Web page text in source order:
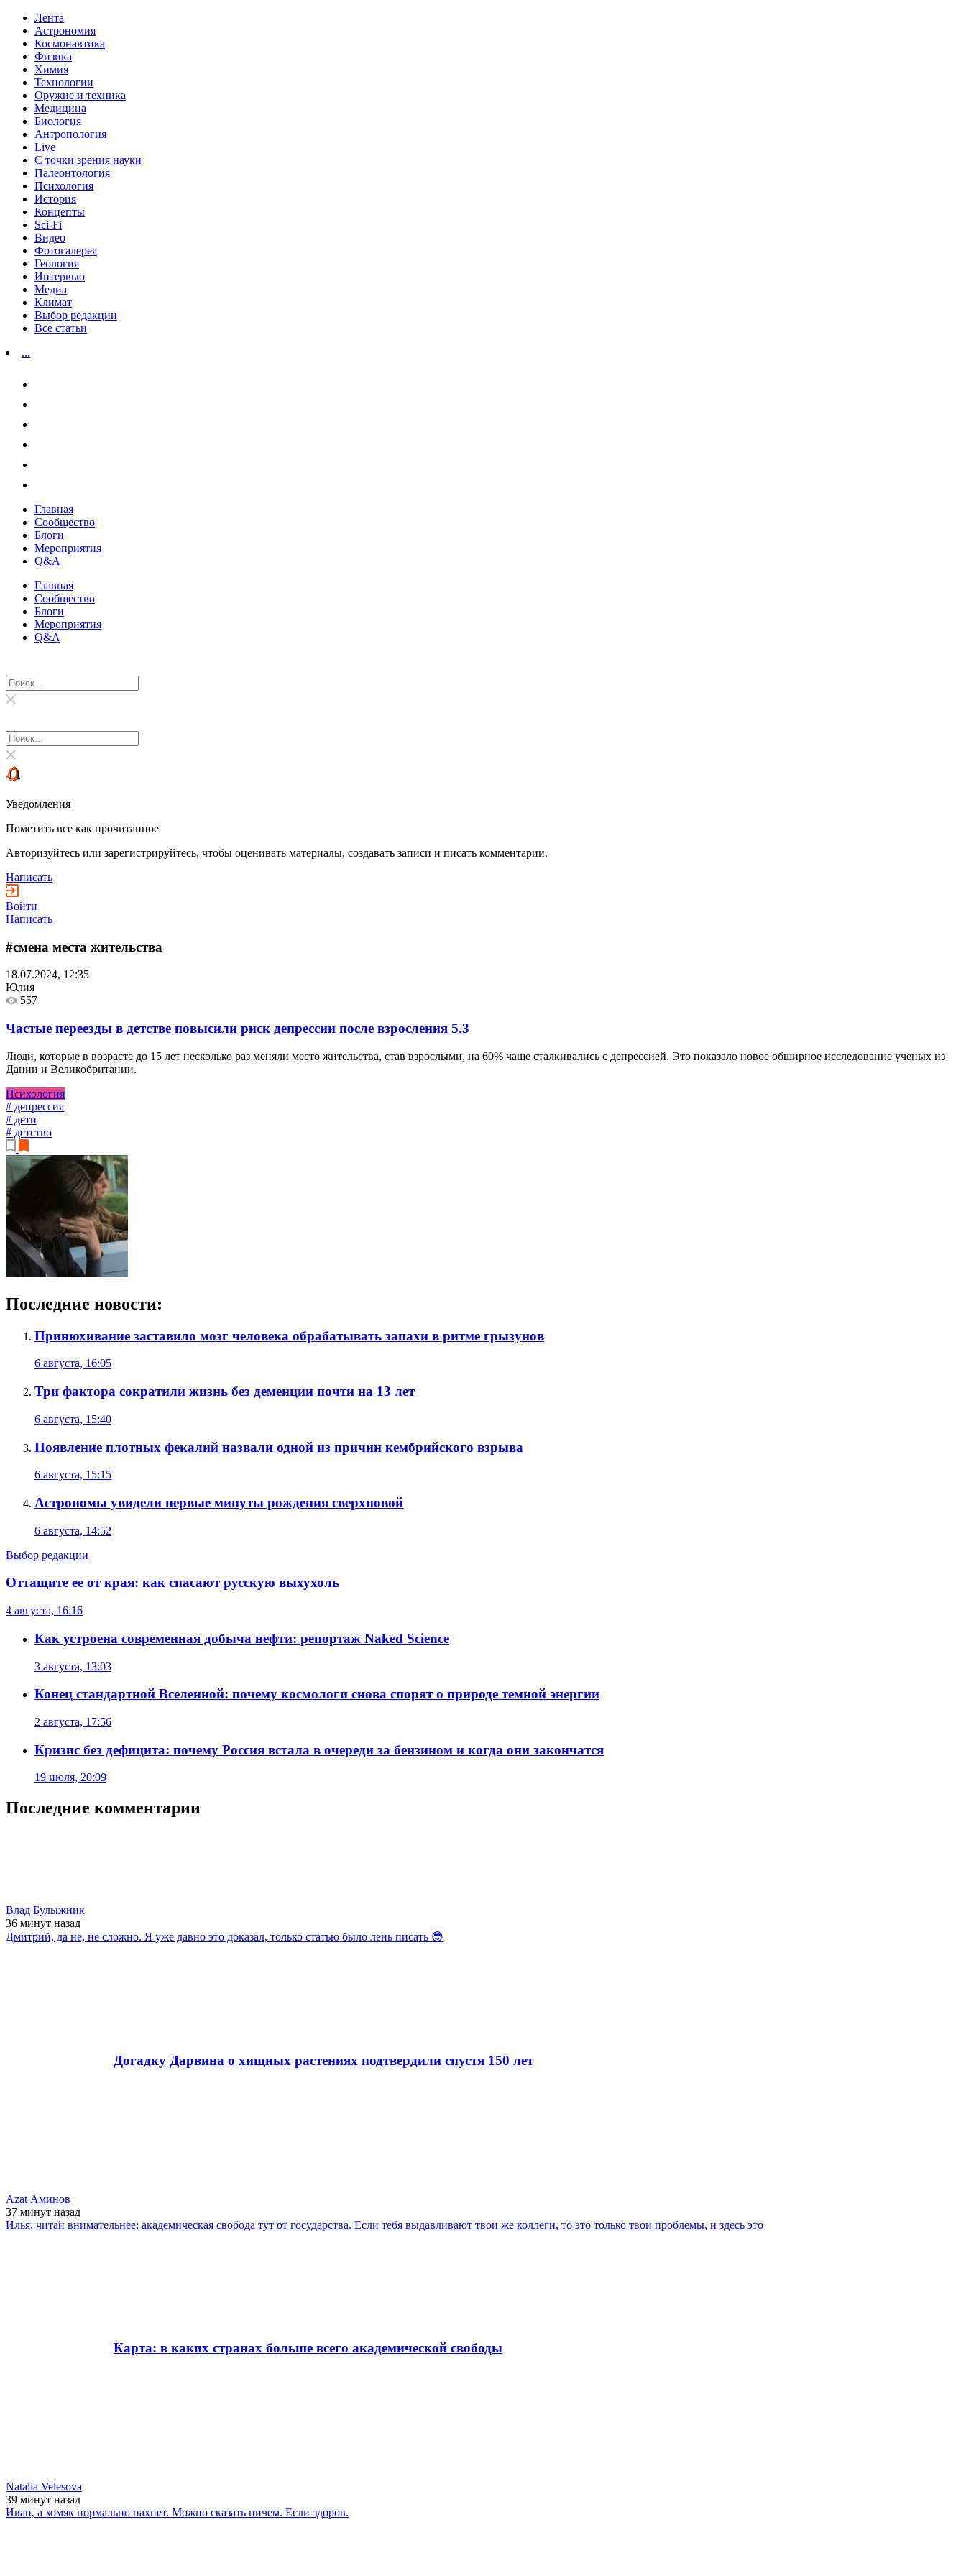
Лента
Астрономия
Космонавтика
Физика
Химия
Технологии
Оружие и техника
Медицина
Биология
Антропология
Live
С точки зрения науки
Палеонтология
Психология
История
Концепты
Sci-Fi
Видео
Фотогалерея
Геология
Интервью
Медиа
Климат
Выбор редакции
Все статьи
...
Главная
Сообщество
Блоги
Мероприятия
Q&A
Главная
Сообщество
Блоги
Мероприятия
Q&A
Уведомления
Пометить все как прочитанное
Авторизуйтесь или зарегистрируйтесь, чтобы оценивать материалы, создавать записи и писать комментарии.
Написать
Войти
Написать
#смена места жительства
18.07.2024, 12:35
Юлия
557
Частые переезды в детстве повысили риск депрессии после взросления 5.3
Люди, которые в возрасте до 15 лет несколько раз меняли место жительства, став взрослыми, на 60% чаще сталкивались с депрессией. Это показало новое обширное исследование ученых из
Дании и Великобритании.
Психология
# депрессия
# дети
# детство
Последние новости:
Принюхивание заставило мозг человека обрабатывать запахи в ритме грызунов
6 августа, 16:05
Три фактора сократили жизнь без деменции почти на 13 лет
6 августа, 15:40
Появление плотных фекалий назвали одной из причин кембрийского взрыва
6 августа, 15:15
Астрономы увидели первые минуты рождения сверхновой
6 августа, 14:52
Выбор редакции
Оттащите ее от края: как спасают русскую выхухоль
4 августа, 16:16
Как устроена современная добыча нефти: репортаж Naked Science
3 августа, 13:03
Конец стандартной Вселенной: почему космологи снова спорят о природе темной энергии
2 августа, 17:56
Кризис без дефицита: почему Россия встала в очереди за бензином и когда они закончатся
19 июля, 20:09
Последние комментарии
Влад Булыжник
36 минут назад
Дмитрий, да не, не сложно. Я уже давно это доказал, только статью было лень писать 😎
Догадку Дарвина о хищных растениях подтвердили спустя 150 лет
Azat Аминов
37 минут назад
Илья, читай внимательнее: академическая свобода тут от государства. Если тебя выдавливают твои же коллеги, то это только твои проблемы, и здесь это
Карта: в каких странах больше всего академической свободы
Natalia Velesova
39 минут назад
Иван, а хомяк нормально пахнет. Можно сказать ничем. Если здоров.